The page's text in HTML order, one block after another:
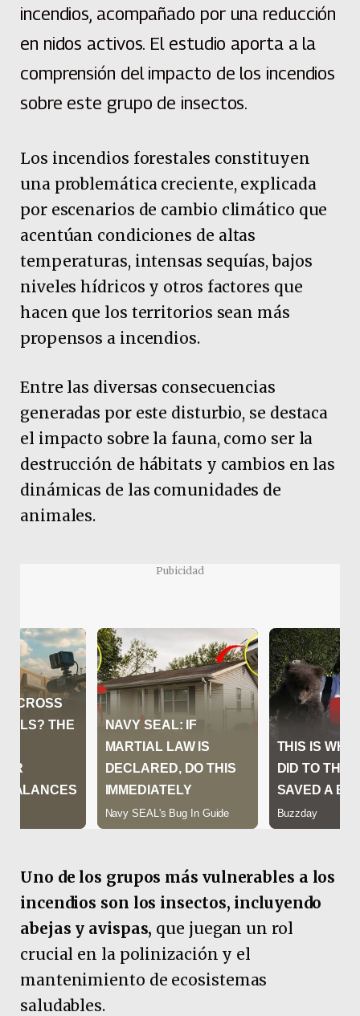
incendios, acompañado por una reducción
en nidos activos. El estudio aporta a la
comprensión del impacto de los incendios
sobre este grupo de insectos.
Los incendios forestales constituyen
una problemática creciente, explicada
por escenarios de cambio climático que
acentúan condiciones de altas
temperaturas, intensas sequías, bajos
niveles hídricos y otros factores que
hacen que los territorios sean más
propensos a incendios.
Entre las diversas consecuencias
generadas por este disturbio, se destaca
el impacto sobre la fauna, como ser la
destrucción de hábitats y cambios en las
dinámicas de las comunidades de
animales.
Pubicidad
Uno de los grupos más vulnerables a los
incendios son los insectos, incluyendo
abejas y avispas, que juegan un rol
crucial en la polinización y el
mantenimiento de ecosistemas
saludables.